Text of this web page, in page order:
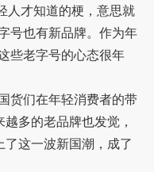
人才知道的梗，意思就
号也有新品牌。作为年
些老字号的心态很年
货们在年轻消费者的带
多的老品牌也发觉，
了这一波新国潮，成了